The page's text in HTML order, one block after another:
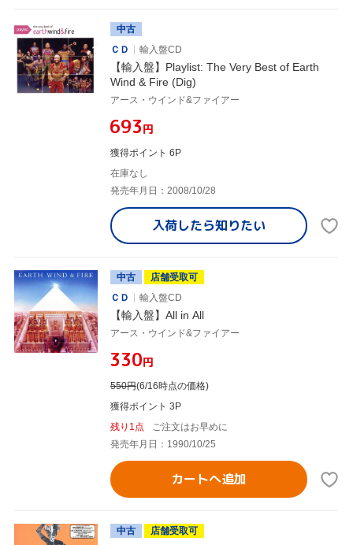
中古
ＣＤ
輸入盤CD
【輸入盤】Playlist: The Very Best of Earth
Wind & Fire (Dig)
アース・ウインド&ファイアー
¥693円
獲得ポイント 6P
在庫なし
発売年月日：2008/10/28
入荷したら知りたい
中古
店舗受取可
ＣＤ
輸入盤CD
【輸入盤】All in All
アース・ウインド&ファイアー
¥330円
550円(6/16時点の価格)
獲得ポイント 3P
残り1点
ご注文はお早めに
発売年月日：1990/10/25
カートへ追加
中古
店舗受取可